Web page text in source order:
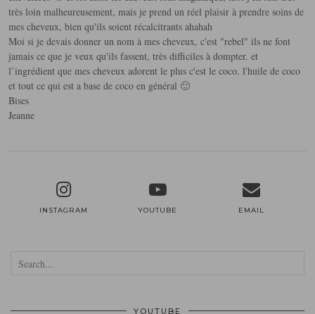
très loin malheureusement, mais je prend un réel plaisir à prendre soins de
mes cheveux, bien qu'ils soient récalcitrants ahahah
Moi si je devais donner un nom à mes cheveux, c'est "rebel" ils ne font
jamais ce que je veux qu'ils fassent, très difficiles à dompter. et
l’ingrédient que mes cheveux adorent le plus c'est le coco. l'huile de coco
et tout ce qui est a base de coco en général 🙂
Bises
Jeanne
INSTAGRAM YOUTUBE EMAIL
YOUTUBE